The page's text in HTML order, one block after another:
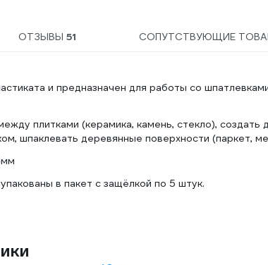
ОТЗЫВЫ51 СОПУТСТВУЮЩИЕ
и предназначен для работы со
плитками (керамика, камень, стекло),
шпаклевать деревянные поверхности (паркет,
в пакет с защёлкой по 5 штук.